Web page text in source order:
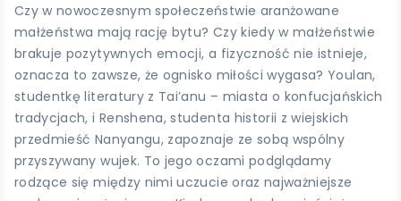
Czy w nowoczesnym społeczeństwie aranżowane
małżeństwa mają rację bytu? Czy kiedy w małżeństwie
brakuje pozytywnych emocji, a fizyczność nie istnieje,
oznacza to zawsze, że ognisko miłości wygasa? Youlan,
studentkę literatury z Tai’anu – miasta o konfucjańskich
tradycjach, i Renshena, studenta historii z wiejskich
przedmieść Nanyangu, zapoznaje ze sobą wspólny
przyszywany wujek. To jego oczami podglądamy
rodzące się między nimi uczucie oraz najważniejsze